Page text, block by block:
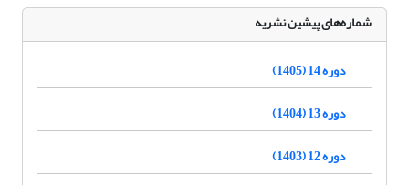
شماره‌های پیشین نشریه
دوره 14 (1405)
دوره 13 (1404)
دوره 12 (1403)